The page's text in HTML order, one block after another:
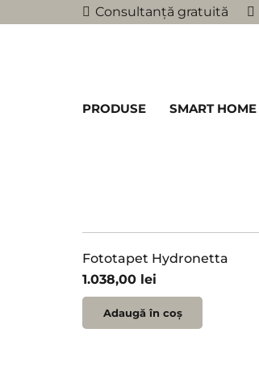
Consultanță gratuită
PRODUSE SMART HOME
Fototapet Hydronetta
1.038,00 lei
Adaugă în coș